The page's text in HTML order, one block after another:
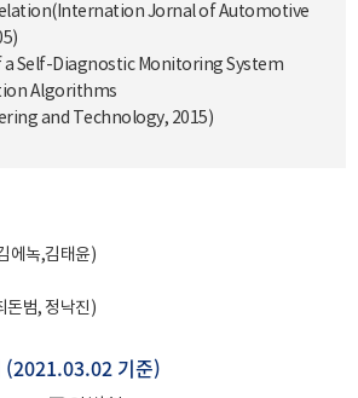
Jornal of Automotive
Self-Diagnostic Monitoring System
Algorithms
and Technology, 2015)
에녹,김태윤)
돈범, 정낙진)
(2021.03.02 기준)